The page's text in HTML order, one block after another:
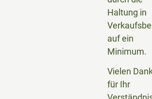
Haltung in
auf ein
Minimum.
Vielen
für Ihr